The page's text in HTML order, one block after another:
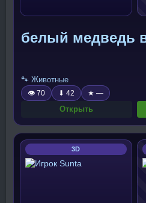
белый медведь
🐾 Животные
👁 70 ⬇ 42 ★ —
Открыть
3D